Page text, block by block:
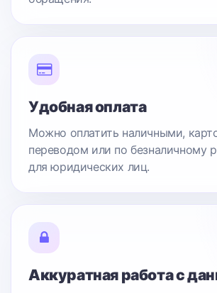
Удобная оплата
Можно оплатить наличными,
переводом или по безналичному
для юридических лиц.
Аккуратная работа с